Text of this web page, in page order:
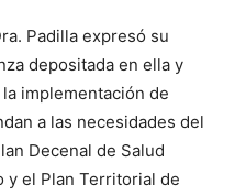
Padilla expresó su
depositada en ella y
implementación de
a las necesidades del
Decenal de Salud
y el Plan Territorial de